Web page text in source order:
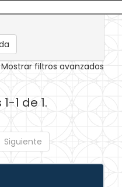
Mostrar filtros avanzados
1 de 1.
Siguiente